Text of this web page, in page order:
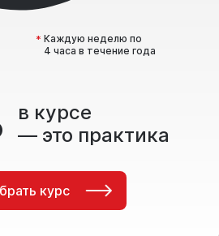
* Каждую неделю по
4 часа в течение года
в курсе
— это практика
курс